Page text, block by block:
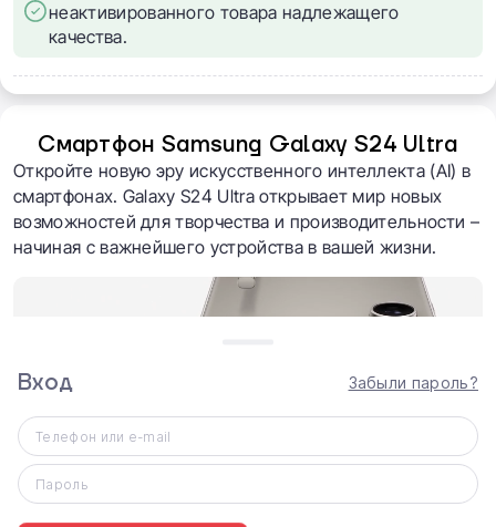
неактивированного товара надлежащего
качества.
Смартфон Samsung Galaxy S24 Ultra
Откройте новую эру искусственного интеллекта (AI) в
смартфонах. Galaxy S24 Ultra открывает мир новых
возможностей для творчества и производительности –
начиная с важнейшего устройства в вашей жизни.
Вход Забыли пароль?
Телефон или e-mail
Пароль